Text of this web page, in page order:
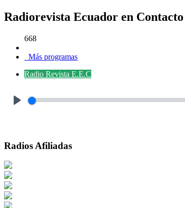
Radiorevista Ecuador en
668
Más programas
Radio Revista E.E.C
Radios Afiliadas